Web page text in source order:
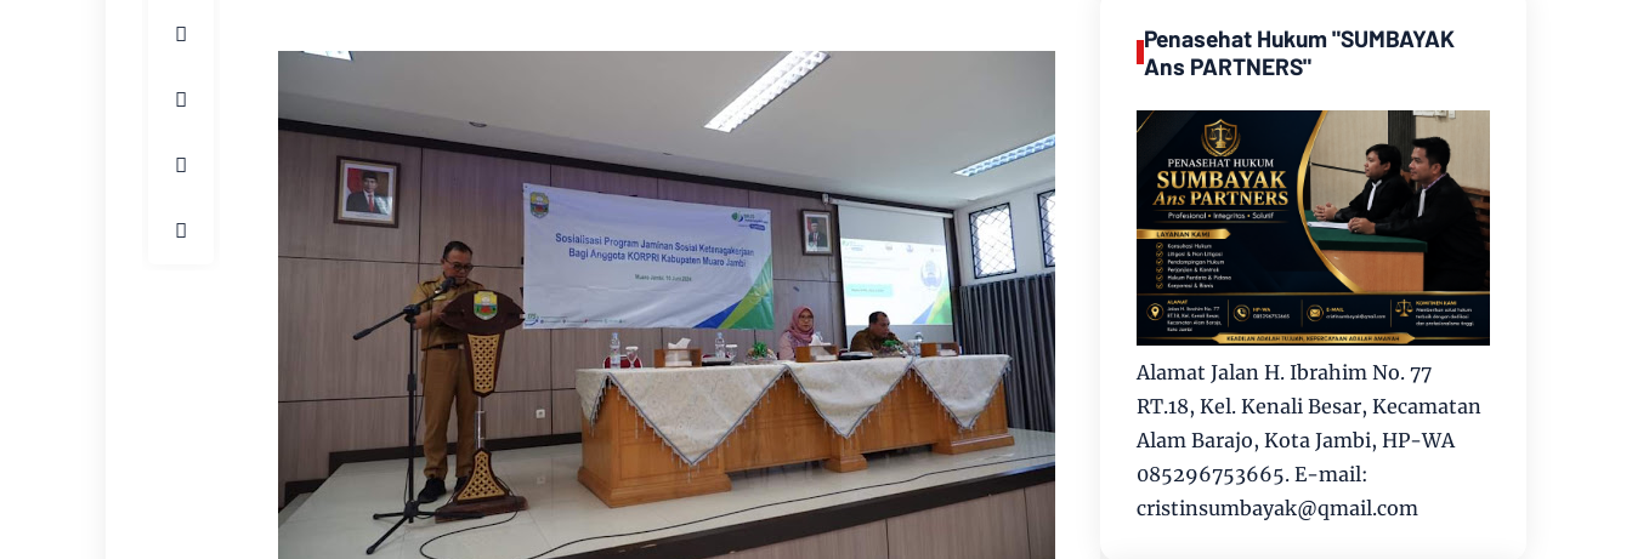
Penasehat Hukum "SUMBAYAK
Ans PARTNERS"
Alamat Jalan H. Ibrahim No. 77
RT.18, Kel. Kenali Besar, Kecamatan
Alam Barajo, Kota Jambi, HP-WA
085296753665. E-mail:
cristinsumbayak@qmail.com